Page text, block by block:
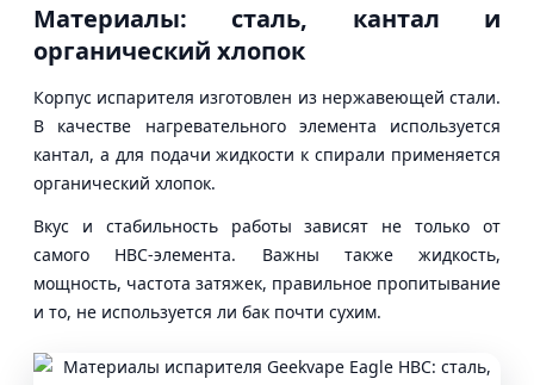
Материалы: сталь, кантал и
органический хлопок
Корпус испарителя изготовлен из нержавеющей стали.
В качестве нагревательного элемента используется
кантал, а для подачи жидкости к спирали применяется
органический хлопок.
Вкус и стабильность работы зависят не только от
самого HBC-элемента. Важны также жидкость,
мощность, частота затяжек, правильное пропитывание
и то, не используется ли бак почти сухим.